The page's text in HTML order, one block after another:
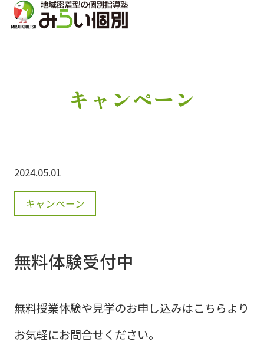
キャンペーン
2024.05.01
キャンペーン
無料体験受付中
無料授業体験や見学のお申し込みはこちらより
お気軽にお問合せください。